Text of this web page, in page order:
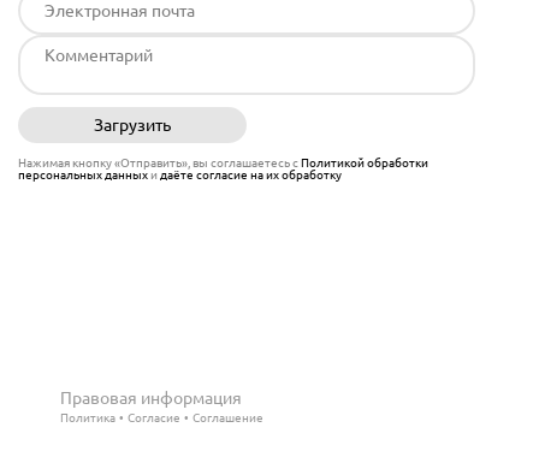
Загрузить
Нажимая кнопку «Отправить», вы соглашаетесь сПолитикой обработки
персональных данныхи даёте согласие на их обработку
Правовая информация
Политика Согласие Соглашение